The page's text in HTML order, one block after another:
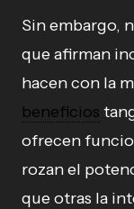
Sin embargo,
que afirman
hacen con la
beneficios
ofrecen
rozan el
que otras la